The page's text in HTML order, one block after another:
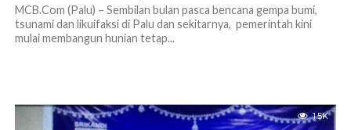
MCB.Com (Palu) – Sembilan bulan pasca bencana gempa bumi,
tsunami dan likuifaksi di Palu dan sekitarnya, pemerintah kini
mulai membangun hunian tetap...
1.5K